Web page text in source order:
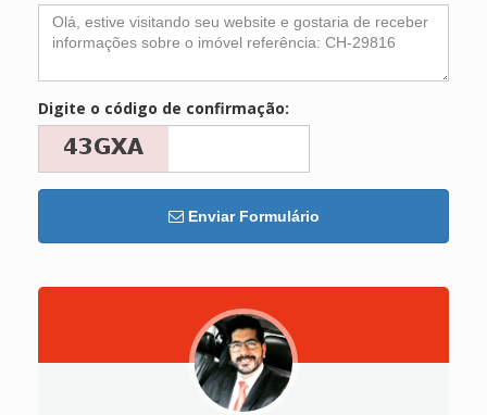
Digite o código de confirmação:
Enviar Formulário